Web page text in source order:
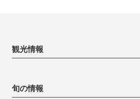
観光情報
旬の情報